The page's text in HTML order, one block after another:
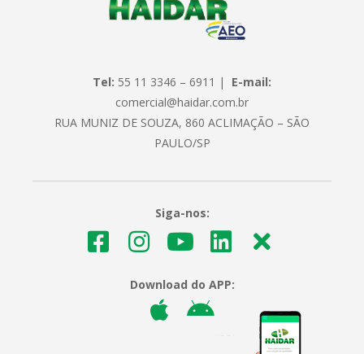
Tel: 55 11 3346 – 6911 | E-mail:
comercial@haidar.com.br
RUA MUNIZ DE SOUZA, 860 ACLIMAÇÃO – SÃO
PAULO/SP
Siga-nos:
Download do APP: